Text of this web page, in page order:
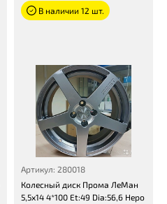
В наличии 12 шт.
Артикул: 280018
Колесный диск Прома ЛеМан
5,5x14 4*100 Et:49 Dia:56,6 Неро